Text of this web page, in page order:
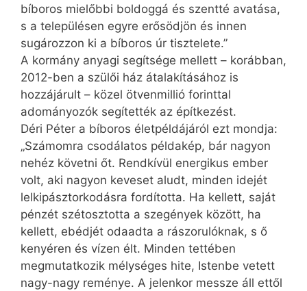
bíboros mielőbbi boldoggá és szentté avatása,
s a településen egyre erősödjön és innen
sugározzon ki a bíboros úr tisztelete.”
A kormány anyagi segítsége mellett – korábban,
2012-ben a szülői ház átalakításához is
hozzájárult – közel ötvenmillió forinttal
adományozók segítették az építkezést.
Déri Péter a bíboros életpéldájáról ezt mondja:
„Számomra csodálatos példakép, bár nagyon
nehéz követni őt. Rendkívül energikus ember
volt, aki nagyon keveset aludt, minden idejét
lelkipásztorkodásra fordította. Ha kellett, saját
pénzét szétosztotta a szegények között, ha
kellett, ebédjét odaadta a rászorulóknak, s ő
kenyéren és vízen élt. Minden tettében
megmutatkozik mélységes hite, Istenbe vetett
nagy-nagy reménye. A jelenkor messze áll ettől